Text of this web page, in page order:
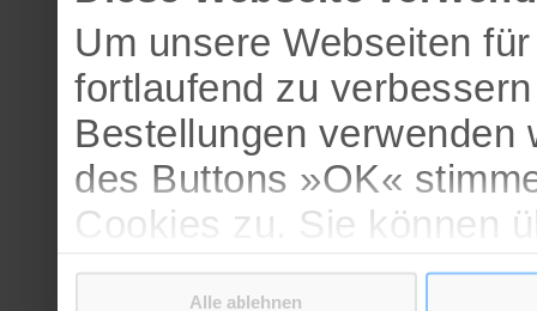
Um unsere Webseiten
fortlaufend zu
Bestellungen
des Buttons »OK«
Cookies zu. Sie können
verschiedenen Cookies
Alle ablehnen